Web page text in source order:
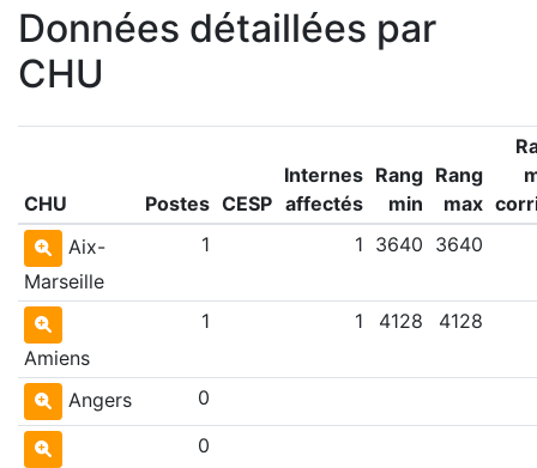
Données détaillées par
CHU
CHU Postes CESP
Internes
affectés
Rang
min
Rang
max
Aix-
Marseille
1 1 3640 3640
Amiens
1 1 4128 4128
Angers 0
0